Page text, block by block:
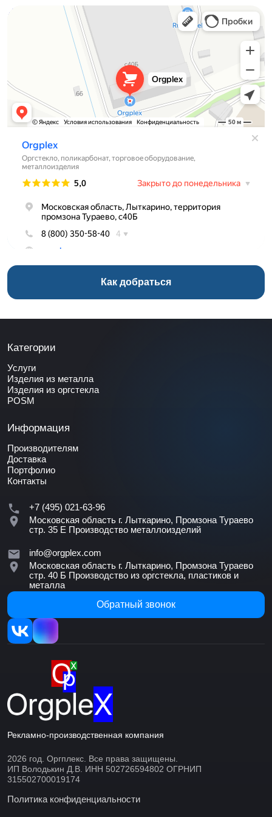
Orgplex
Оргстекло, поликарбонат в Лыткарине
Торговое оборудование в Лыткарине
Как добраться
Категории
Услуги
Изделия из металла
Изделия из оргстекла
POSM
Информация
Производителям
Доставка
Портфолио
Контакты
+7 (495) 021-63-96
Московская область г. Лыткарино, Промзона Тураево
стр. 35 Е Производство металлоизделий
info@orgplex.com
Московская область г. Лыткарино, Промзона Тураево
стр. 40 Б Производство из оргстекла, пластиков и
металла
Обратный звонок
Рекламно-производственная компания
2026 год. Оргплекс. Все права защищены.
ИП Володькин Д.В. ИНН 502726594802 ОГРНИП
315502700019174
Политика конфиденциальности